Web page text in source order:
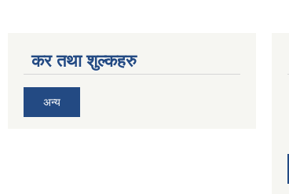
कर तथा शुल्कहरु
अन्य